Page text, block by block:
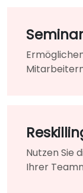
sind.
Nutzen Sie
Ihrer